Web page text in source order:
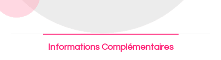
Informations Complémentaires